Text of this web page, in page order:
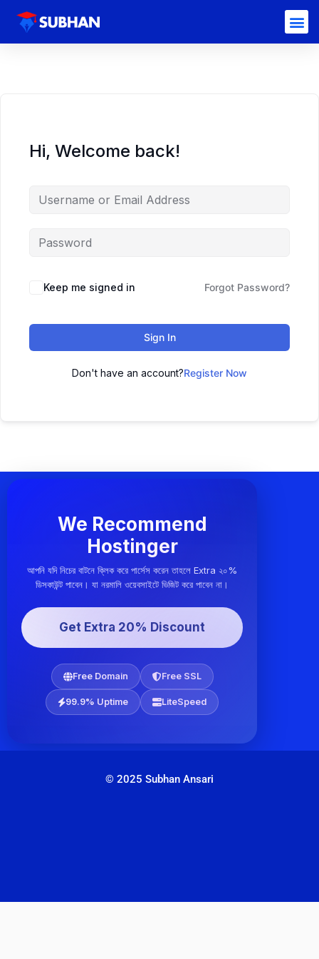
Hi, Welcome back!
Keep me signed in Forgot Password?
Sign In
Don't have an account?Register Now
We Recommend
Hostinger
আপনি যদি নিচের বাটনে ক্লিক করে পার্সেস করেন তাহলে Extra ২০%
ডিসকাউন্ট পাবেন। যা নরমালি ওয়েবসাইটে ভিজিট করে পাবেন না।
Get Extra 20% Discount
Free Domain Free SSL
99.9% Uptime LiteSpeed
© 2025 Subhan Ansari